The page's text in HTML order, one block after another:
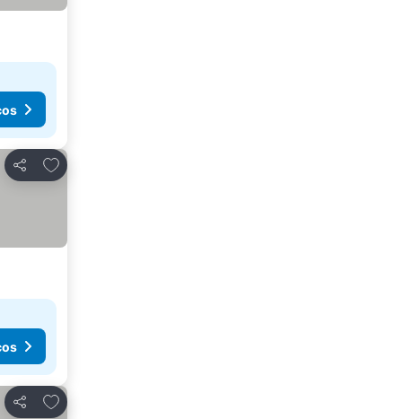
Partilhar
Adicionar aos favoritos
Partilhar
Adicionar aos favoritos